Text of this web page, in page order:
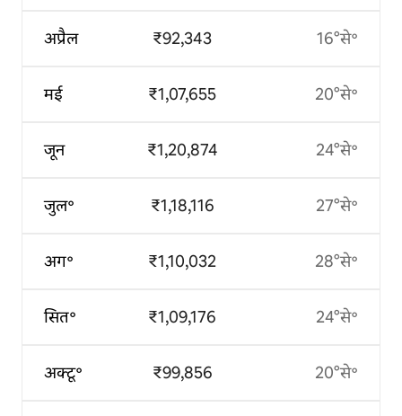
अप्रैल
मई
जून
जुल॰
अग॰
सित॰
अक्टू॰
₹92,343
₹1,07,655
₹1,20,874
₹1,18,116
₹1,10,032
₹1,09,176
₹99,856
16°से॰
20°से॰
24°से॰
27°से॰
28°से॰
24°से॰
20°से॰